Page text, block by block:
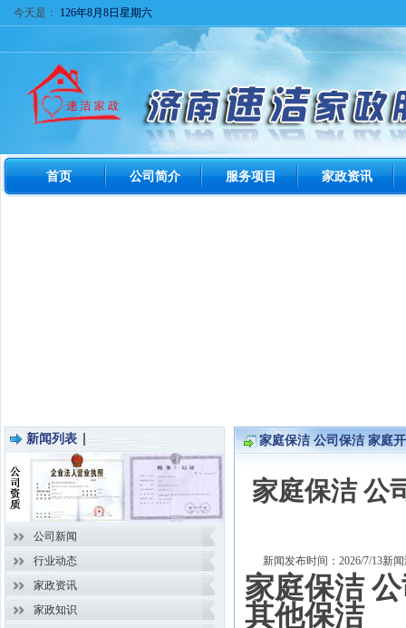
今天是： 126年8月8日星期六
首页 公司简介 服务项目 家政资讯
新闻列表
公司新闻
行业动态
家政资讯
家政知识
家庭保洁 公司保洁 家庭
家庭保洁 公
新闻发布时间：2026/7/13新
家庭保洁
其他保洁